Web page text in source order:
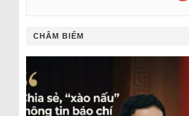
CHÂM BIẾM